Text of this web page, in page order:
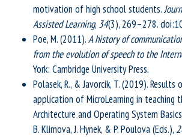
motivation of high school students.
Assisted Learning, 34(3), 269–278.
Poe, M. (2011).A history of
from the evolution of speech to the
York: Cambridge University Press.
Polasek, R., & Javorcik, T. (2019).
application of MicroLearning in teaching
Architecture and Operating System
B. Klimova, J. Hynek, & P. Poulova (Eds.),